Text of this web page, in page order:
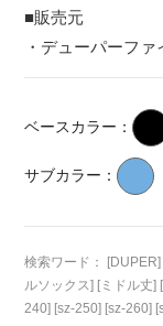
■販売元
・デューパーフ
ベースカラー：
サブカラー：
検索ワード：
ルソックス] [ミドル丈]
240] [sz-250] [sz-260]